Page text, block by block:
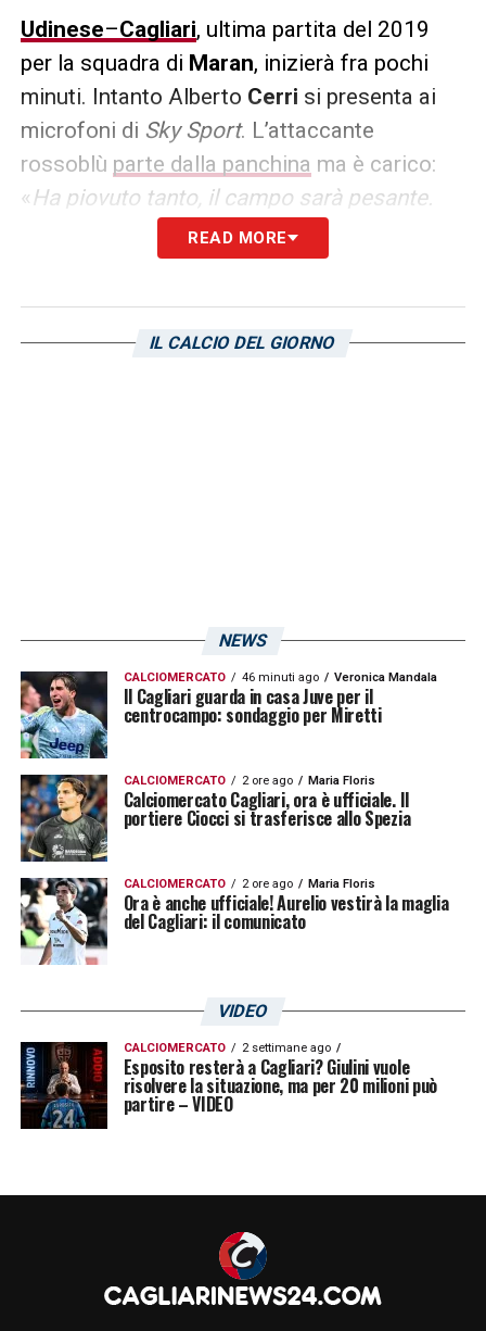
Udinese–Cagliari, ultima partita del 2019
per la squadra di Maran, inizierà fra pochi
minuti. Intanto Alberto Cerri si presenta ai
microfoni di Sky Sport. L’attaccante
rossoblù parte dalla panchina ma è carico:
« Ha piovuto tanto, il campo sarà pesante.
Vogliamo mettere tanta rabbia in campo,
sappiamo che affrontiamo una squadra
vogliamo riscattare immediatamente gli
READ MORE
IL CALCIO DEL GIORNO
NEWS
CALCIOMERCATO 46 minuti ago Veronica Mandala
Il Cagliari guarda in casa Juve per il
centrocampo: sondaggio per Miretti
CALCIOMERCATO 2 ore ago Maria Floris
Calciomercato Cagliari, ora è ufficiale. Il
portiere Ciocci si trasferisce allo Spezia
CALCIOMERCATO 2 ore ago Maria Floris
Ora è anche ufficiale! Aurelio vestirà la maglia
del Cagliari: il comunicato
VIDEO
CALCIOMERCATO 2 settimane ago
Esposito resterà a Cagliari? Giulini vuole
risolvere la situazione, ma per 20 milioni può
partire – VIDEO